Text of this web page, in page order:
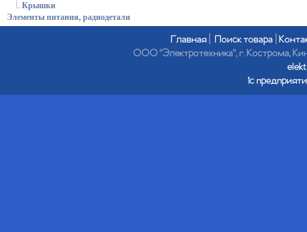
Крышки
Элементы питания, радиодетали
Главная| Поиск товара
ООО "Электротехника", г. Кострома,
1с